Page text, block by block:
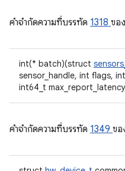
คําจํากัดความที่บรรทัด 1318 ขอ
int(* batch)(struct
sensor_handle, int flags,
int64_t
คําจํากัดความที่บรรทัด 1349 ข